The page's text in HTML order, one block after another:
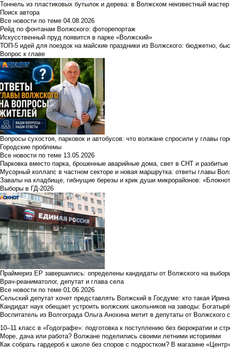
Тоннель из пластиковых бутылок и дерева: в Волжском неизвестный
Поиск автора
Все новости по теме 04.08.2026
Рейд по фонтанам Волжского: фоторепортаж
Искусственный пруд появится в парке «Волжский»
ТОП-5 идей для поездок на майские праздники из Волжского: бюджетно,
Вопрос к главе
Вопросы сухостоя, парковок и автобусов: что волжане спросили у главы
Городские проблемы
Все новости по теме 13.05.2026
Парковка вместо парка, брошенные аварийные дома, свет в СНТ и
Мусорный коллапс в частном секторе и новая маршрутка: ответы главы
Завалы на кладбище, гибнущие березы и крик души микрорайонов:
Выборы в ГД-2026
Праймериз ЕР завершились: определены кандидаты от Волжского на
Врач-реаниматолог, депутат и глава села
Все новости по теме 01.06.2026
Сельский депутат хочет представлять Волжский в Госдуме: кто такая
Кандидат наук обещает устроить волжских школьников на заводы:
Воспитатель из Волгограда Ольга Анохина метит в депутаты от Волжского
10–11 класс в «Годографе»: подготовка к поступлению без бюрократии и
Море, дача или работа? Волжане поделились своими летними историями
Как собрать гардероб к школе без споров с подростком? В магазине